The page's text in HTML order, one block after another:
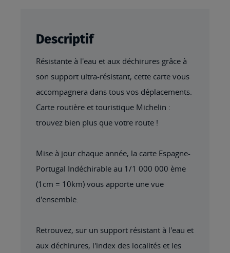
Descriptif
Résistante à l'eau et aux déchirures grâce à
son support ultra-résistant, cette carte vous
accompagnera dans tous vos déplacements.
Carte routière et touristique Michelin :
trouvez bien plus que votre route !
Mise à jour chaque année, la carte Espagne-
Portugal Indéchirable au 1/1 000 000 ème
(1cm = 10km) vous apporte une vue
d'ensemble.
Retrouvez, sur un support résistant à l'eau et
aux déchirures, l'index des localités et les